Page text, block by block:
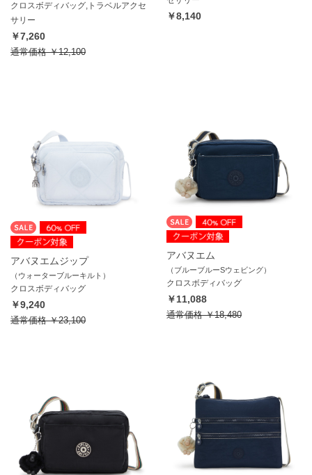
クロスボディバッグ,トラベルアクセ
サリー
￥7,260
通常価格￥12,100
￥8,140
アバヌエムジップ
（ウォーターブルーキルト）
クロスボディバッグ
￥9,240
通常価格￥23,100
アバヌエム
（ブルーブルーSウェビング）
クロスボディバッグ
￥11,088
通常価格￥18,480